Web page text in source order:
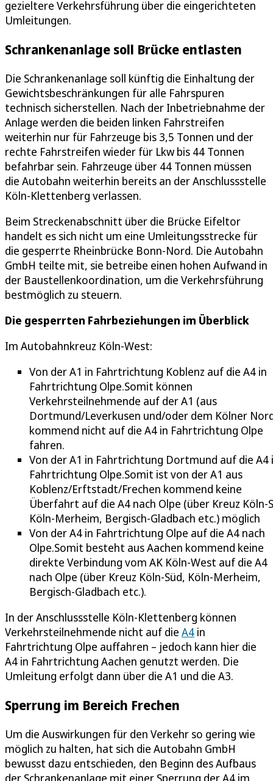
gezieltere Verkehrsführung über die eingerichteten
Umleitungen.
Schrankenanlage soll Brücke entlasten
Die Schrankenanlage soll künftig die Einhaltung der
Gewichtsbeschränkungen für alle Fahrspuren
technisch sicherstellen. Nach der Inbetriebnahme der
Anlage werden die beiden linken Fahrstreifen
weiterhin nur für Fahrzeuge bis 3,5 Tonnen und der
rechte Fahrstreifen wieder für Lkw bis 44 Tonnen
befahrbar sein. Fahrzeuge über 44 Tonnen müssen
die Autobahn weiterhin bereits an der Anschlussstelle
Köln-Klettenberg verlassen.
Beim Streckenabschnitt über die Brücke Eifeltor
handelt es sich nicht um eine Umleitungsstrecke für
die gesperrte Rheinbrücke Bonn-Nord. Die Autobahn
GmbH teilte mit, sie betreibe einen hohen Aufwand in
der Baustellenkoordination, um die Verkehrsführung
bestmöglich zu steuern.
Die gesperrten Fahrbeziehungen im Überblick
Im Autobahnkreuz Köln-West:
Von der A1 in Fahrtrichtung Koblenz auf die A4 in
Fahrtrichtung Olpe.Somit können
Verkehrsteilnehmende auf der A1 (aus
Dortmund/Leverkusen und/oder dem Kölner
kommend nicht auf die A4 in Fahrtrichtung Olpe
fahren.
Von der A1 in Fahrtrichtung Dortmund auf die A4
Fahrtrichtung Olpe.Somit ist von der A1 aus
Koblenz/Erftstadt/Frechen kommend keine
Überfahrt auf die A4 nach Olpe (über Kreuz Köln-
Köln-Merheim, Bergisch-Gladbach etc.) möglich
Von der A4 in Fahrtrichtung Olpe auf die A4 nach
Olpe.Somit besteht aus Aachen kommend keine
direkte Verbindung vom AK Köln-West auf die A4
nach Olpe (über Kreuz Köln-Süd, Köln-Merheim,
Bergisch-Gladbach etc.).
In der Anschlussstelle Köln-Klettenberg können
Verkehrsteilnehmende nicht auf die A4 in
Fahrtrichtung Olpe auffahren – jedoch kann hier die
A4 in Fahrtrichtung Aachen genutzt werden. Die
Umleitung erfolgt dann über die A1 und die A3.
Sperrung im Bereich Frechen
Um die Auswirkungen für den Verkehr so gering wie
möglich zu halten, hat sich die Autobahn GmbH
bewusst dazu entschieden, den Beginn des Aufbaus
der Schrankenanlage mit einer Sperrung der A4 im